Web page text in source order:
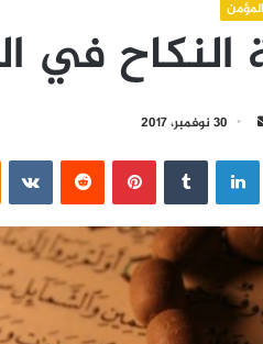
النكاح في
أرسل
إلكترونيا
30 نوفمبر، 2017
لينكدإن بينتيريست